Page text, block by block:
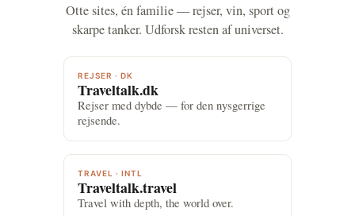
Otte sites, én familie — rejser, vin, sport og
skarpe tanker. Udforsk resten af universet.
REJSER · DK
Traveltalk.dk
Rejser med dybde — for den nysgerrige
rejsende.
TRAVEL · INTL
Traveltalk.travel
Travel with depth, the world over.